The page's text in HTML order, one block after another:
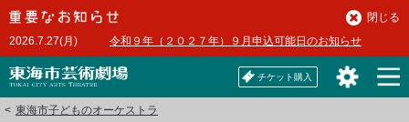
本
文
へ2026.7.27(月) 令和９年（２０２７年）９月申込可能日のお知らせ
閉じる
チケット購入
東海市子どものオーケストラ